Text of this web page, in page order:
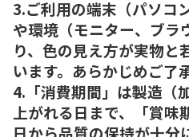
3.ご利用の端末（パソコ
や環境（モニター、ブラ
り、色の見え方が実物と
います。あらかじめご了
4.「消費期間」は製造（
上がれる日まで、「賞味